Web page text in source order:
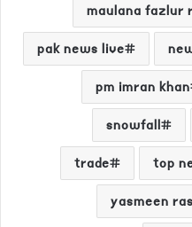
maulana fazlur
pak news live
pm imran khan
snowfall
top
trade
yasmeen